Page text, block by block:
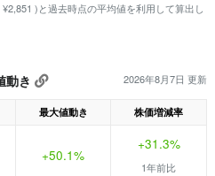
)と過去時点の平均値を利用して算出し
動き 2026年8月7日 更新
最大値動き 株価増減率
+50.1%
+31.3%
1年前比